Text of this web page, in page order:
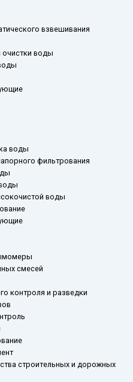
взвешивания
воды
воды
фильтрования
воды
смесей
контроля и разведки
строительных и дорожных